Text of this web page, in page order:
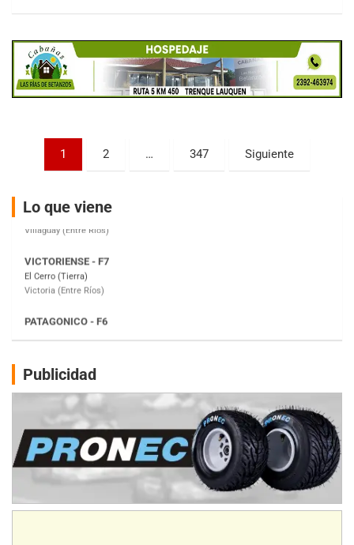
Paginación
entradas
1 2 … 347 Siguiente
Lo que viene
KDO - F6
Ciudad de Trenque Lauquen (Asfalto)
Trenque Lauquen (Buenos Aires)
Villaguay (Entre Ríos)
El Cerro (Tierra)
Victoria (Entre Ríos)
Moto Club Reginense (Tierra)
Gral. E. Godoy (Río Negro)
Juventud Unida (Tierra)
Humboldt (Santa Fe)
NORESTE SANTAFESINO - F6
Avellaneda (Santa Fe)
SUR SANTAFESINO - F4
José Samuel Sánchez (Tierra)
Rufino (Santa Fe)
Juan Navarro (Asfalto)
Publicidad